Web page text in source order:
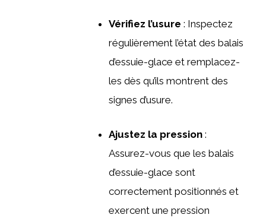
Vérifiez l’usure : Inspectez
régulièrement l’état des balais
d’essuie-glace et remplacez-
les dès qu’ils montrent des
signes d’usure.
Ajustez la pression :
Assurez-vous que les balais
d’essuie-glace sont
correctement positionnés et
exercent une pression